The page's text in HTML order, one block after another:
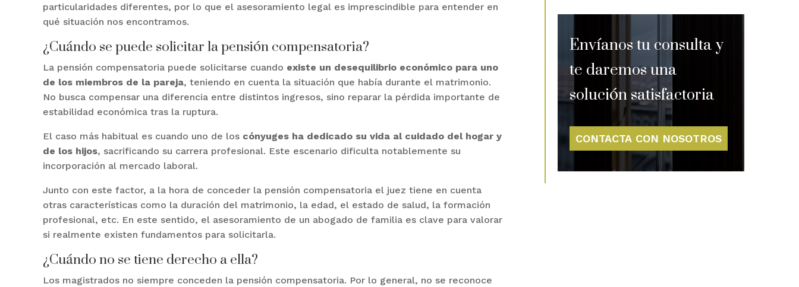
particularidades diferentes, por lo que el asesoramiento legal es imprescindible para entender en
qué situación nos encontramos.
¿Cuándo se puede solicitar la pensión compensatoria?
La pensión compensatoria puede solicitarse cuando existe un desequilibrio económico para uno
de los miembros de la pareja, teniendo en cuenta la situación que había durante el matrimonio.
No busca compensar una diferencia entre distintos ingresos, sino reparar la pérdida importante de
estabilidad económica tras la ruptura.
El caso más habitual es cuando uno de los cónyuges ha dedicado su vida al cuidado del hogar y
de los hijos, sacrificando su carrera profesional. Este escenario dificulta notablemente su
incorporación al mercado laboral.
Junto con este factor, a la hora de conceder la pensión compensatoria el juez tiene en cuenta
otras características como la duración del matrimonio, la edad, el estado de salud, la formación
profesional, etc. En este sentido, el asesoramiento de un abogado de familia es clave para valorar
si realmente existen fundamentos para solicitarla.
¿Cuándo no se tiene derecho a ella?
Los magistrados no siempre conceden la pensión compensatoria. Por lo general, no se reconoce
Envíanos tu consulta y
te daremos una
solución satisfactoria
CONTACTA CON NOSOTROS